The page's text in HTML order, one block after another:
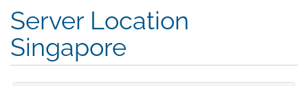
Server Location
Singapore